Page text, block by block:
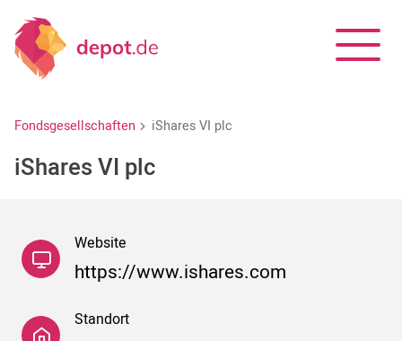
Fondsgesellschaften iShares VI plc
iShares VI plc
Website
https://www.ishares.com
Standort